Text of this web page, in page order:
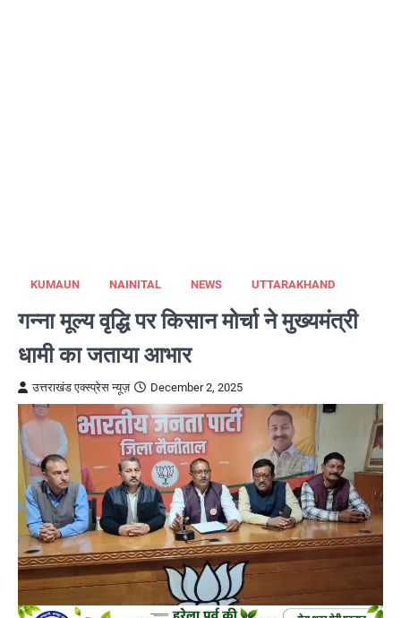
KUMAUN NAINITAL NEWS UTTARAKHAND
गन्ना मूल्य वृद्धि पर किसान मोर्चा ने मुख्यमंत्री
धामी का जताया आभार
उत्तराखंड एक्स्प्रेस न्यूज़ December 2, 2025